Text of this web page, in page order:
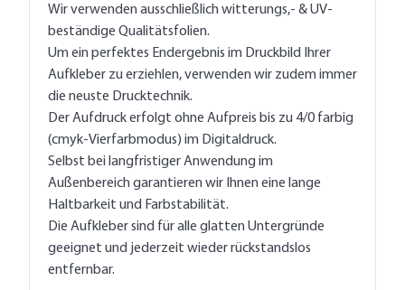
Wir verwenden ausschließlich witterungs,- & UV-
beständige Qualitätsfolien.
Um ein perfektes Endergebnis im Druckbild Ihrer
Aufkleber zu erziehlen, verwenden wir zudem immer
die neuste Drucktechnik.
Der Aufdruck erfolgt ohne Aufpreis bis zu 4/0 farbig
(cmyk-Vierfarbmodus) im Digitaldruck.
Selbst bei langfristiger Anwendung im
Außenbereich garantieren wir Ihnen eine lange
Haltbarkeit und Farbstabilität.
Die Aufkleber sind für alle glatten Untergründe
geeignet und jederzeit wieder rückstandslos
entfernbar.